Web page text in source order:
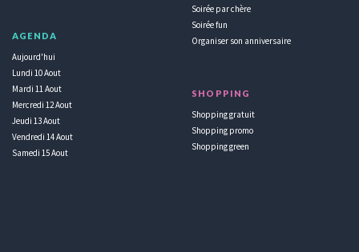
AGENDA
Aujourd'hui
Lundi 10 Aout
Mardi 11 Aout
Mercredi 12 Aout
Jeudi 13 Aout
Vendredi 14 Aout
Samedi 15 Aout
Soirée par chère
Soirée fun
Organiser son anniversaire
SHOPPING
Shopping gratuit
Shopping promo
Shopping green